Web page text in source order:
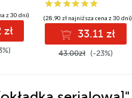
z 30 dni)
zł
(28,90 zł najniższa cena z 30 dni)
33.11 zł
43.00zł (-23%)